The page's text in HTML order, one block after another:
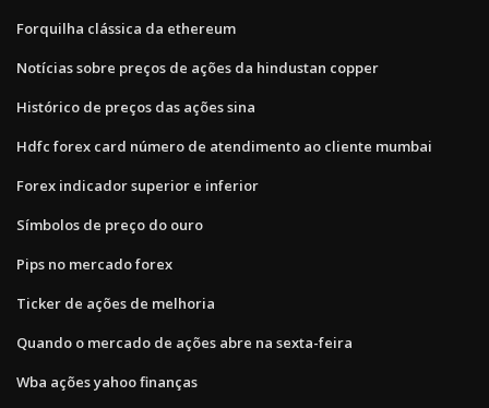
Forquilha clássica da ethereum
Notícias sobre preços de ações da hindustan copper
Histórico de preços das ações sina
Hdfc forex card número de atendimento ao cliente mumbai
Forex indicador superior e inferior
Símbolos de preço do ouro
Pips no mercado forex
Ticker de ações de melhoria
Quando o mercado de ações abre na sexta-feira
Wba ações yahoo finanças